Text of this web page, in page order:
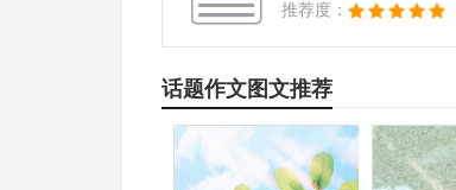
推荐度：
话题作文图文推荐